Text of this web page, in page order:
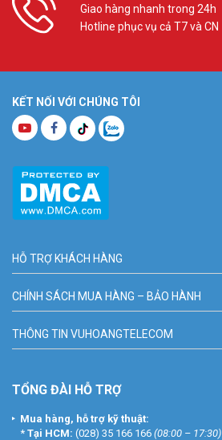
Giao hàng nhanh trong 24h
Hotline phục vụ cả T7 và CN
KẾT NỐI VỚI CHÚNG TÔI
HỖ TRỢ KHÁCH HÀNG
CHÍNH SÁCH MUA HÀNG – BẢO HÀNH
THÔNG TIN VUHOANGTELECOM
TỔNG ĐÀI HỖ TRỢ
Mua hàng, hỗ trợ kỹ thuật:
* Tại HCM: (028) 35 166 166 (08:00 – 17:30)